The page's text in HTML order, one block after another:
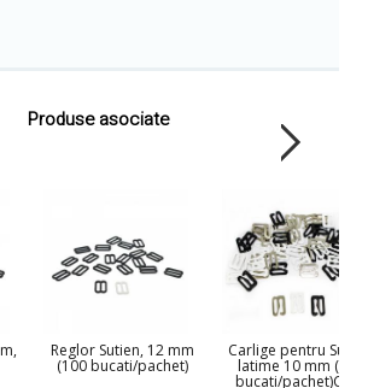
Produse asociate
Reglor Sutien, 12 mm
(100 bucati/pachet)
Carlige pentru
latime 10 mm (100
bucati/pachet)Cod: